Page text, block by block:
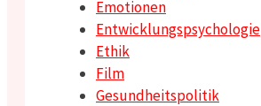
Emotionen
Entwicklungspsychologie
Ethik
Film
Gesundheitspolitik